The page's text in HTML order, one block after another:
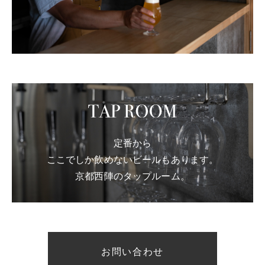
定番から
ここでしか飲めないビールもあります。
京都西陣のタップルーム。
お問い合わせ